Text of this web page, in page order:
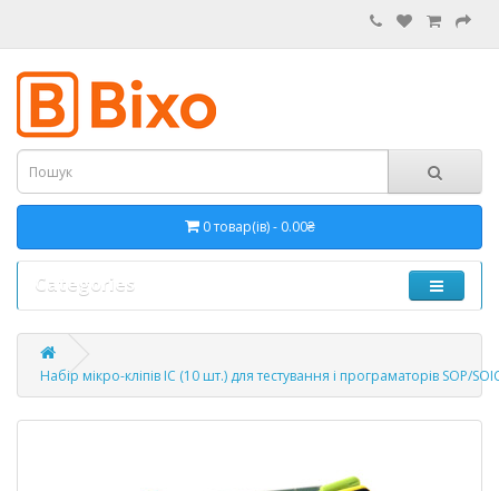
0 товар(ів) - 0.00₴
Categories
Набір мікро-кліпів IC (10 шт.) для тестування і програматорів SOP/